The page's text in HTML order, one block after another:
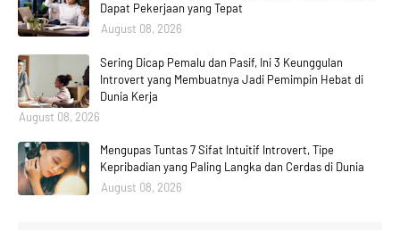
Dapat Pekerjaan yang Tepat
August 08, 2026
Sering Dicap Pemalu dan Pasif, Ini 3 Keunggulan
Introvert yang Membuatnya Jadi Pemimpin Hebat di
Dunia Kerja
August 08, 2026
Mengupas Tuntas 7 Sifat Intuitif Introvert, Tipe
Kepribadian yang Paling Langka dan Cerdas di Dunia
August 08, 2026